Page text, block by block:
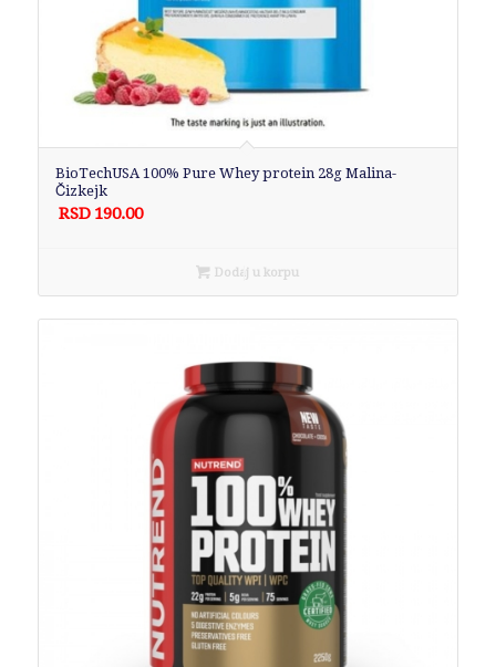
BioTechUSA 100% Pure Whey protein 28g Malina-
Čizkejk
RSD 190.00
Dodaj u korpu